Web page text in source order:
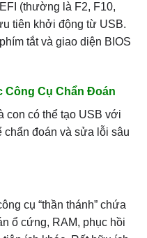
(thường là F2, F10,
tiên khởi động từ USB.
tắt và giao diện BIOS
Công Cụ Chẩn Đoán
con có thể tạo USB với
chẩn đoán và sửa lỗi sâu
cụ “thần thánh” chứa
ổ cứng, RAM, phục hồi